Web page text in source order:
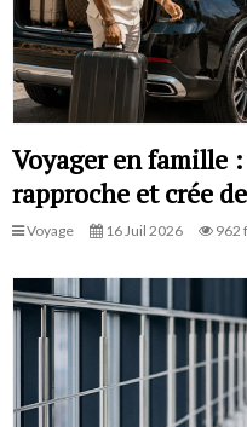
Voyager en famille
rapproche et crée
Voyage 16 Juil 2026 962